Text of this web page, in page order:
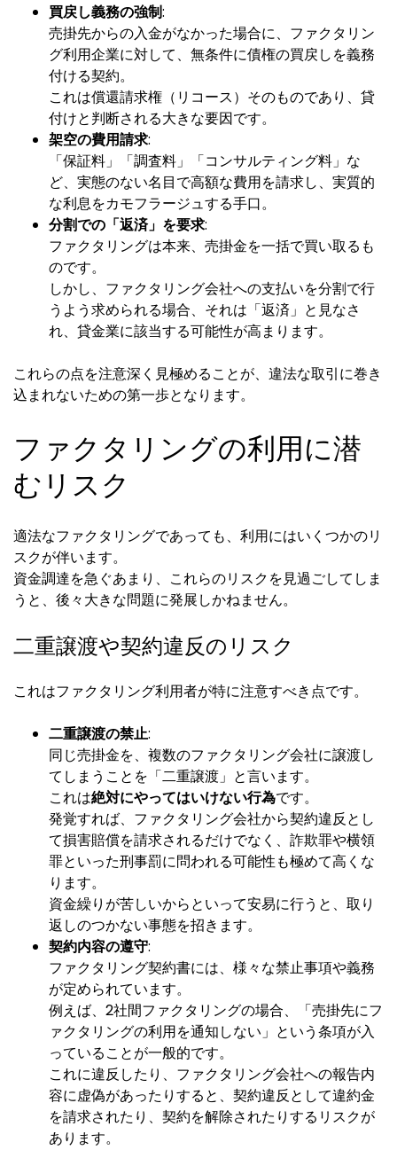
買戻し義務の強制:
売掛先からの入金がなかった場合に、ファクタリン
グ利用企業に対して、無条件に債権の買戻しを義務
付ける契約。
これは償還請求権（リコース）そのものであり、貸
付けと判断される大きな要因です。
架空の費用請求:
「保証料」「調査料」「コンサルティング料」な
ど、実態のない名目で高額な費用を請求し、実質的
な利息をカモフラージュする手口。
分割での「返済」を要求:
ファクタリングは本来、売掛金を一括で買い取るも
のです。
しかし、ファクタリング会社への支払いを分割で行
うよう求められる場合、それは「返済」と見なさ
れ、貸金業に該当する可能性が高まります。
これらの点を注意深く見極めることが、違法な取引に巻き
込まれないための第一歩となります。
ファクタリングの利用に潜
むリスク
適法なファクタリングであっても、利用にはいくつかのリ
スクが伴います。
資金調達を急ぐあまり、これらのリスクを見過ごしてしま
うと、後々大きな問題に発展しかねません。
二重譲渡や契約違反のリスク
これはファクタリング利用者が特に注意すべき点です。
二重譲渡の禁止:
同じ売掛金を、複数のファクタリング会社に譲渡し
てしまうことを「二重譲渡」と言います。
これは絶対にやってはいけない行為です。
発覚すれば、ファクタリング会社から契約違反とし
て損害賠償を請求されるだけでなく、詐欺罪や横領
罪といった刑事罰に問われる可能性も極めて高くな
ります。
資金繰りが苦しいからといって安易に行うと、取り
返しのつかない事態を招きます。
契約内容の遵守:
ファクタリング契約書には、様々な禁止事項や義務
が定められています。
例えば、2社間ファクタリングの場合、「売掛先にフ
ァクタリングの利用を通知しない」という条項が入
っていることが一般的です。
これに違反したり、ファクタリング会社への報告内
容に虚偽があったりすると、契約違反として違約金
を請求されたり、契約を解除されたりするリスクが
あります。